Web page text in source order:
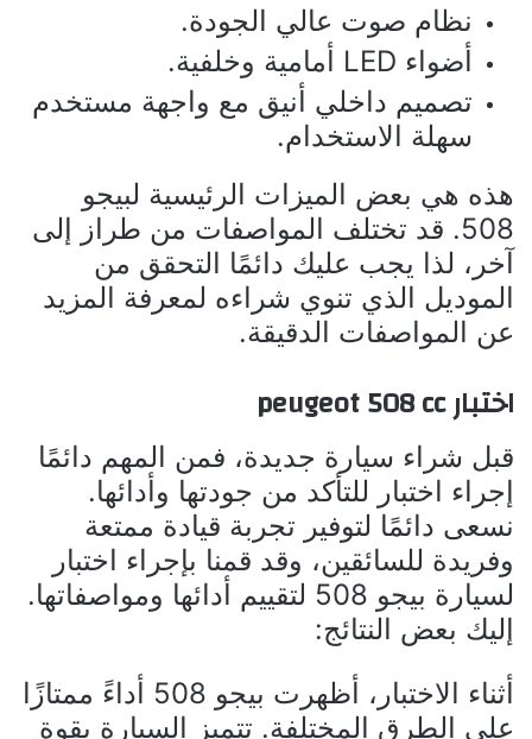
نظام صوت عالي الجودة.
أضواء LED أمامية وخلفية.
تصميم داخلي أنيق مع واجهة مستخدم
سهلة الاستخدام.
هذه هي بعض الميزات الرئيسية لبيجو
508. قد تختلف المواصفات من طراز إلى
آخر، لذا يجب عليك دائمًا التحقق من
الموديل الذي تنوي شراءه لمعرفة المزيد
عن المواصفات الدقيقة.
اختبار peugeot 508 cc
قبل شراء سيارة جديدة، فمن المهم دائمًا
إجراء اختبار للتأكد من جودتها وأدائها.
نسعى دائمًا لتوفير تجربة قيادة ممتعة
وفريدة للسائقين، وقد قمنا بإجراء اختبار
لسيارة بيجو 508 لتقييم أدائها ومواصفاتها.
إليك بعض النتائج:
أثناء الاختبار، أظهرت بيجو 508 أداءً ممتازًا
على الطرق المختلفة. تتميز السيارة بقوة